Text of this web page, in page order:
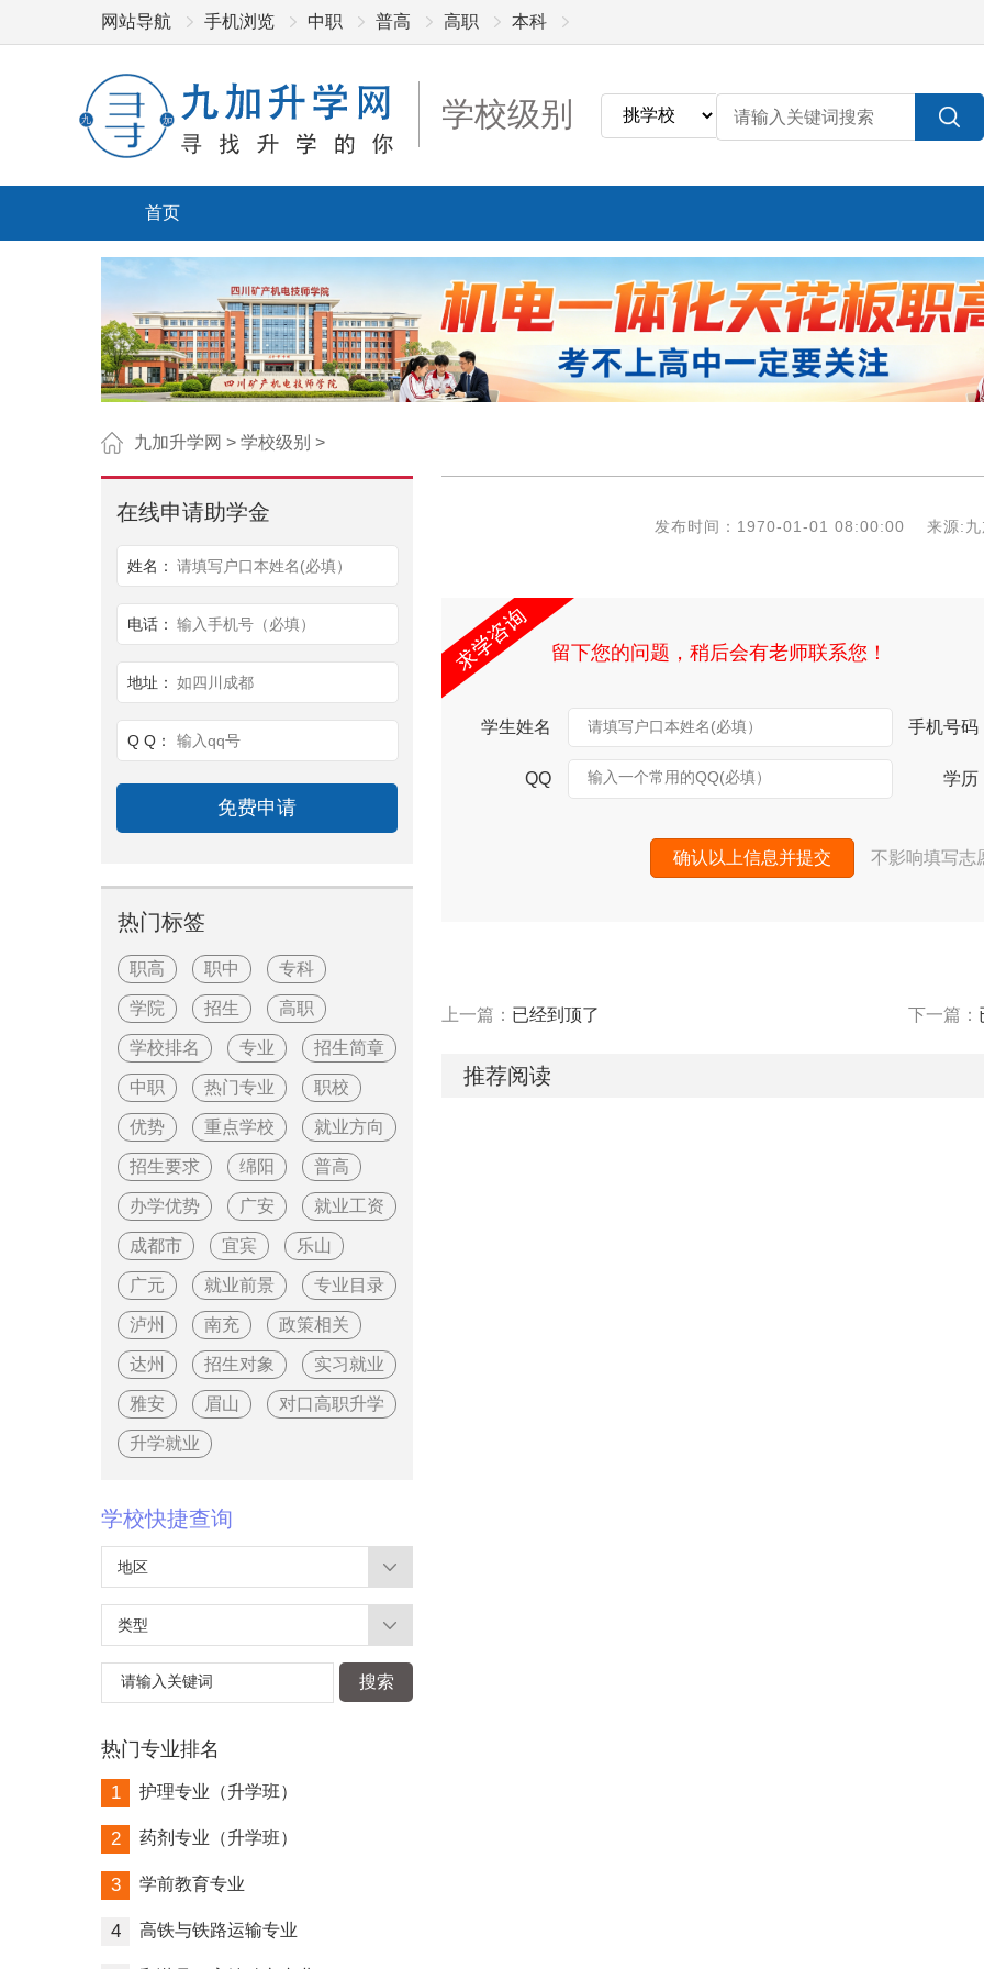
网站导航 手机浏览 中职 普高 高职 本科
学校级别
首页
九加升学网 > 学校级别 >
发布时间：1970-01-01 08:00:00 来源:九
留下您的问题，稍后会有老师联系您！
学生姓名 请填写户口本姓名(必填） 手机号码
QQ 输入一个常用的QQ(必填） 学历
确认以上信息并提交 不影响填写志
上一篇： 已经到顶了 下一篇：
推荐阅读
在线申请助学金
姓名： 请填写户口本姓名(必填）
电话： 输入手机号（必填）
地址： 如四川成都
Q Q： 输入qq号
热门标签
职高 职中 专科
学院 招生 高职
学校排名 专业 招生简章
中职 热门专业 职校
优势 重点学校 就业方向
招生要求 绵阳 普高
办学优势 广安 就业工资
成都市 宜宾 乐山
广元 就业前景 专业目录
泸州 南充 政策相关
达州 招生对象 实习就业
雅安 眉山 对口高职升学
升学就业
学校快捷查询
地区
类型
请输入关键词 搜索
热门专业排名
1 护理专业（升学班）
2 药剂专业（升学班）
3 学前教育专业
4 高铁与铁路运输专业